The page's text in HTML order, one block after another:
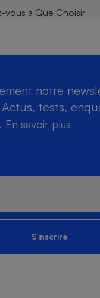
notre
tests,
En savoir plus
S'inscrire